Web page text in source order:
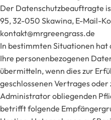
Der Datenschutzbeauftragte
95, 32-050 Skawina, E-Mail-
kontakt@mrgreengrass.de
In bestimmten Situationen
Ihre personenbezogenen
übermitteln, wenn dies zur
geschlossenen Vertrages
Administrator obliegenden
betrifft folgende